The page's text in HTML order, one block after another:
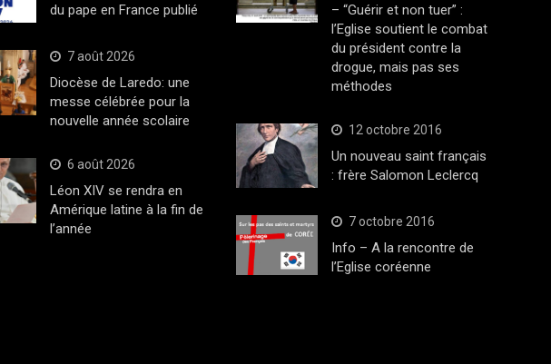
du pape en France publié
7 août 2026
Diocèse de Laredo: une
messe célébrée pour la
nouvelle année scolaire
6 août 2026
Léon XIV se rendra en
Amérique latine à la fin de
l’année
– “Guérir et non tuer” :
l’Eglise soutient le combat
du président contre la
drogue, mais pas ses
méthodes
12 octobre 2016
Un nouveau saint français
: frère Salomon Leclercq
7 octobre 2016
Info – A la rencontre de
l’Eglise coréenne